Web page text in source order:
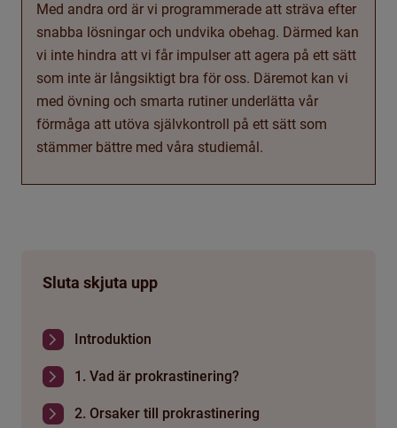
Med andra ord är vi programmerade att sträva efter
snabba lösningar och undvika obehag. Därmed kan
vi inte hindra att vi får impulser att agera på ett sätt
som inte är långsiktigt bra för oss. Däremot kan vi
med övning och smarta rutiner underlätta vår
förmåga att utöva självkontroll på ett sätt som
stämmer bättre med våra studiemål.
Sluta skjuta upp
Introduktion
1. Vad är prokrastinering?
2. Orsaker till prokrastinering